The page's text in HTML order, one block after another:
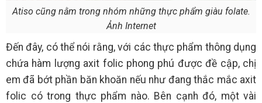
Atiso cũng nằm trong nhóm những thực phẩm giàu folate.
Ảnh Internet
Đến đây, có thể nói rằng, với các thực phẩm thông dụng
chứa hàm lượng axit folic phong phú được đề cập, chị
em đã bớt phần băn khoăn nếu như đang thắc mắc axit
folic có trong thực phẩm nào. Bên cạnh đó, một vài